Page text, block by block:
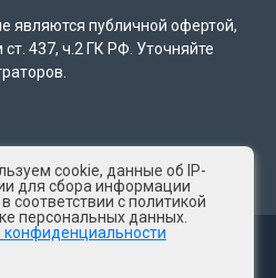
являются публичной офертой,
437, ч.2 ГК РФ. Уточняйте
здоровья"
cookie, данные об IP-
для сбора информации
соответствии с политикой
персональных данных.
конфиденциальности